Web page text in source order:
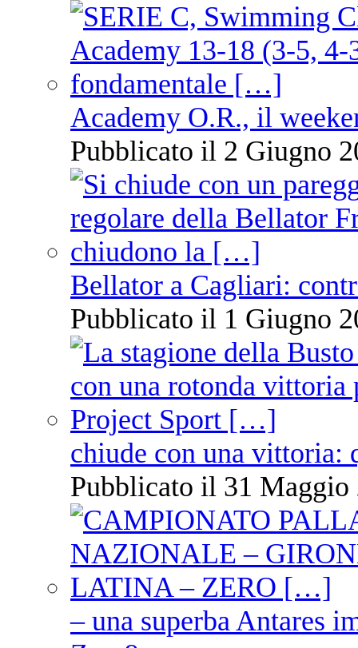
Academy O.R., il
Pubblicato il 2 Giugno
Bellator a Cagliari:
Pubblicato il 1 Giugno
chiude con una vittoria:
Pubblicato il 31 Maggio
– una superba Antares